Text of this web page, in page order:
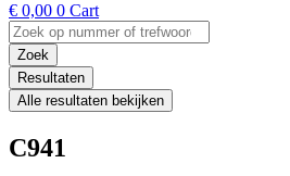
€ 0,00 0 Cart
Search
...Zoek
Resultaten
Alle resultaten bekijken
C941